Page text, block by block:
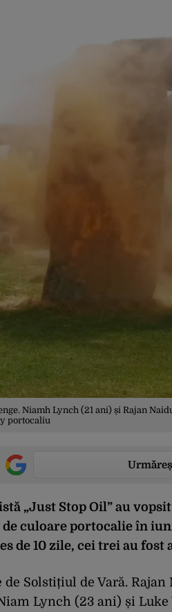
Niamh Lynch (21 ani) și Rajan
portocaliu
„Just Stop Oil” au
culoare portocalie în
de 10 zile, cei trei au fost
Solstițiul de Vară. Rajan
Lynch (23 ani) și Luke